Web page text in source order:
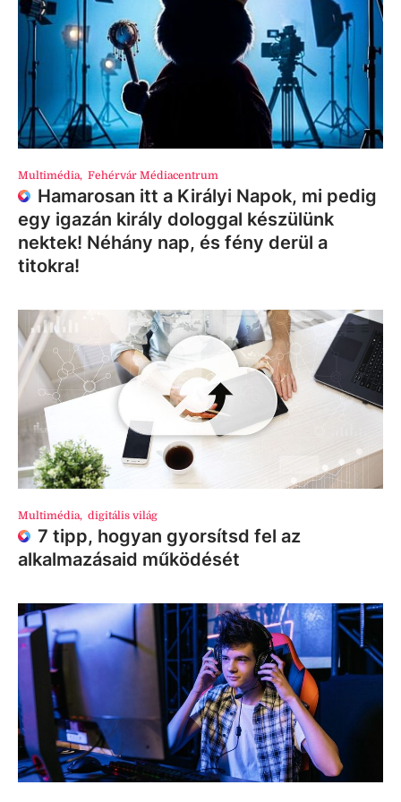
Multimédia, Fehérvár Médiacentrum
Hamarosan itt a Királyi Napok, mi pedig
egy igazán király dologgal készülünk
nektek! Néhány nap, és fény derül a
titokra!
Multimédia, digitális világ
7 tipp, hogyan gyorsítsd fel az
alkalmazásaid működését